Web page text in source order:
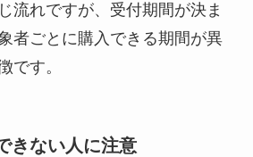
流れですが、受付期間が決ま
者ごとに購入できる期間が異
です。
きない人に注意